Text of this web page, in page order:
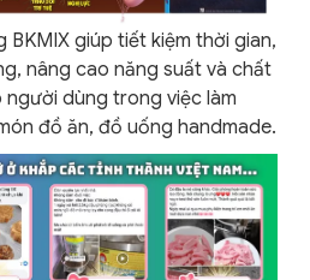
BKMIX giúp tiết kiệm thời gian,
nâng cao năng suất và chất
dùng trong việc làm
đồ ăn, đồ uống handmade.